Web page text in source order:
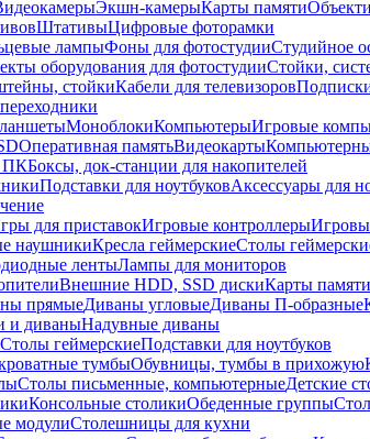
Экшн-камерыКарты памяти
ШтативыЦифровые фоторамки
лампыФоны для фотостудииСтудийное
оборудования для фотостудииСтойки,
стойкиКабели для телевизоров
МоноблокиКомпьютерыИгровые
Оперативная памятьВидеокарты
ПКБоксы, док-станции для накопителей
Подставки для ноутбуковАксессуары для
для приставокИгровые контроллеры
наушникиКресла геймерскиеСтолы
лентыЛампы для мониторов
Внешние HDD, SSD дискиКарты памяти
прямыеДиваны угловыеДиваны П-образные
и диваныНадувные диваны
Столы геймерскиеПодставки для ноутбуков
тумбыОбувницы, тумбы в прихожую
Столы письменные, компьютерныеДетские
Консольные столикиОбеденные группы
модулиСтолешницы для кухни